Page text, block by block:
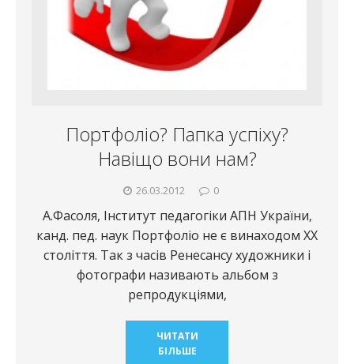
Портфоліо? Папка успіху?
Навіщо вони нам?
26.03.2012 0
А.Фасоля, Інститут педагогіки АПН України,
канд. пед. наук Портфоліо не є винаходом ХХ
століття. Так з часів Ренесансу художники і
фотографи називають альбом з
репродукціями,
ЧИТАТИ
БІЛЬШЕ